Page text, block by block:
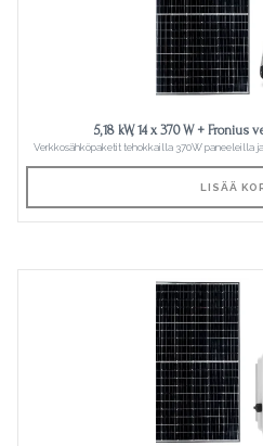
5,18 kW, 14 x 370 W + Fronius
Verkkosähköpaketit tehokkailla 370W paneeleilla
LISÄÄ